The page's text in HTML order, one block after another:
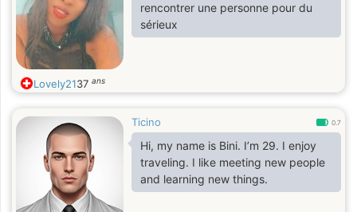
rencontrer une personne pour du
sérieux
Lovely2137 ans
Ticino 0.7
Hi, my name is Bini. I’m 29. I enjoy
traveling. I like meeting new people
and learning new things.